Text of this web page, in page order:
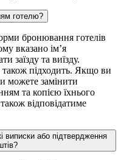
готелю?
бронювання готелів
вказано ім’я
заїзду та виїзду.
підходить. Якщо ви
можете замінити
та копією їхнього
відповідатиме
виписки або підтвердження